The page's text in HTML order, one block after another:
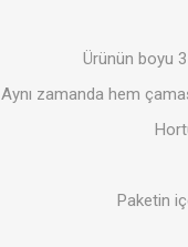
Ürünün boyu
Aynı zamanda hem
Paketin